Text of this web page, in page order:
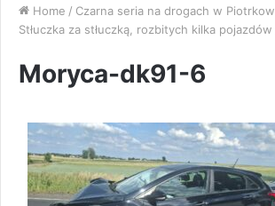
Home / Czarna seria na drogach w
Stłuczka za stłuczką, rozbitych kilka pojazdów
Moryca-dk91-6